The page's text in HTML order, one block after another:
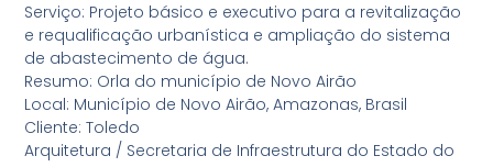
Serviço: Projeto básico e executivo para a revitalização
e requalificação urbanística e ampliação do sistema
de abastecimento de água.
Resumo: Orla do município de Novo Airão
Local: Município de Novo Airão, Amazonas, Brasil
Cliente: Toledo
Arquitetura / Secretaria de Infraestrutura do Estado do